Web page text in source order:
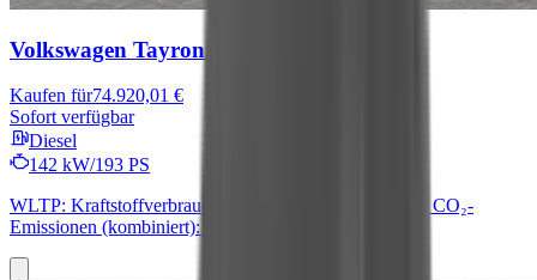
Volkswagen Tayron
Kaufen für74.920,01 €
Sofort verfügbar
Diesel
142 kW/193 PS
WLTP: Kraftstoffverbrauch (kombiniert): 6,8 l/100 km; CO₂-
Emissionen (kombiniert): 180 g/km; CO₂-Klasse: G.